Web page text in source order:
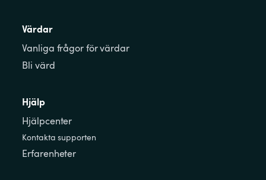
Värdar
Vanliga frågor för värdar
Bli värd
Hjälp
Hjälpcenter
Kontakta supporten
Erfarenheter